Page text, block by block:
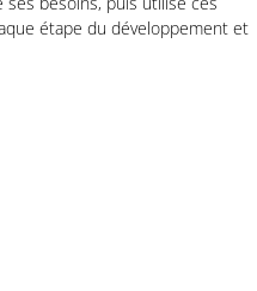
étape du développement et